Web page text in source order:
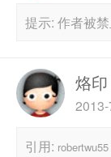
提示: 作者被
烙印
引用: